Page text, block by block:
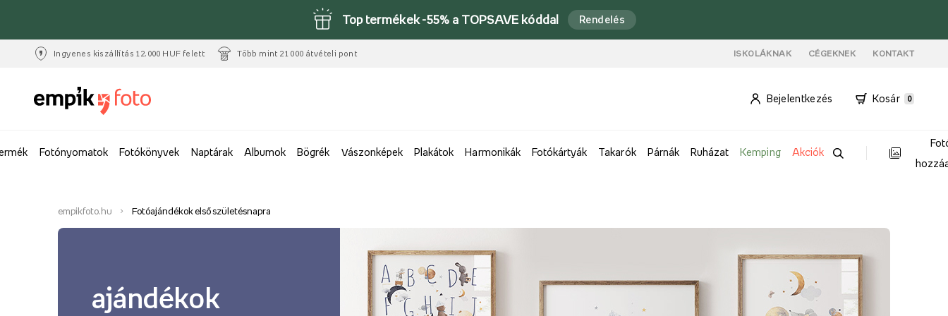
Top termékek -55% a TOPSAVE kóddal Rendelés
Ingyenes kiszállítás 12.000 HUF felett Több mint 21 000 átvételi pont ISKOLÁKNAK CÉGEKNEK KONTAKT
Bejelentkezés Kosár 0
Fotónyomatok Fotókönyvek Naptárak Albumok Bögrék Vászonképek Plakátok Harmonikák Fotókártyák Takarók Párnák Ruházat Kemping Akciók
empikfoto.hu Fotóajándékok első születésnapra
ajándékok